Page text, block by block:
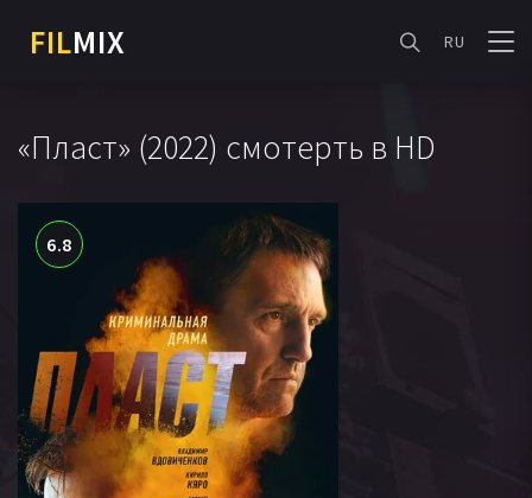
FILMIX RU
«Пласт» (2022) смотерть в HD
6.8